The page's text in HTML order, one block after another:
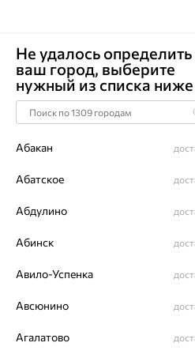
Главная Каталог Часы
Часы, золото,
Артикул:0425.0.1.31H
Не удалось определить
ваш город, выберите
нужный из списка ниже
Абакан
Абатское
Абдулино
Абинск
Авило-Успенка
Авсюнино
Агалатово